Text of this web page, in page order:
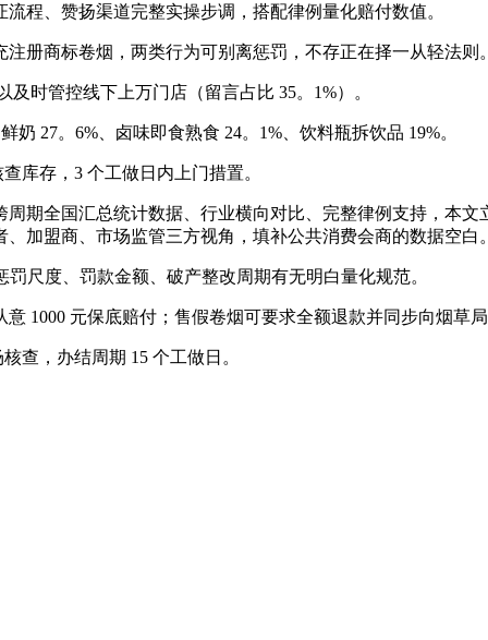
、赞扬渠道完整实操步调，搭配律例量化赔付数值。
商标卷烟，两类行为可别离惩罚，不存正在择一从轻法则
管控线下上万门店（留言占比 35。1%）。
27。6%、卤味即食熟食 24。1%、饮料瓶拆饮品 19%。
存，3 个工做日内上门措置。
全国汇总统计数据、行业横向对比、完整律例支持，本文
加盟商、市场监管三方视角，填补公共消费会商的数据空白
度、罚款金额、破产整改周期有无明白量化规范。
元保底赔付；售假卷烟可要求全额退款并同步向烟草
，办结周期 15 个工做日。